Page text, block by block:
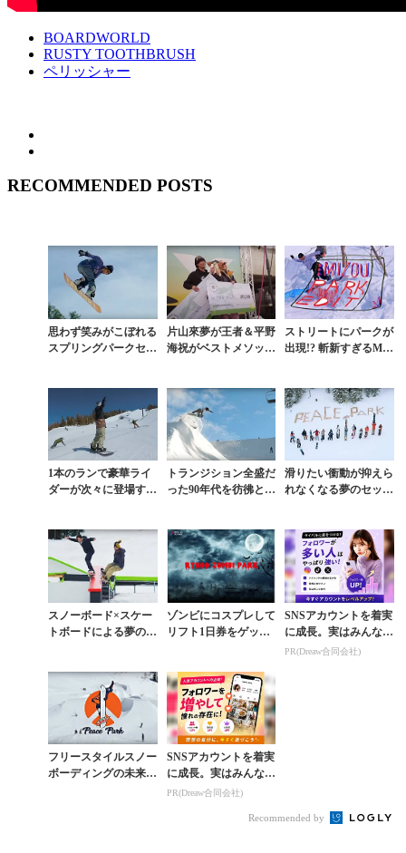
BOARDWORLD
RUSTY TOOTHBRUSH
ペリッシャー
RECOMMENDED POSTS
思わず笑みがこぼれる
スプリングパークセッ
片山來夢が王者＆平野
海祝がベストメソッド
HPS...
ストリートにパークが
出現!? 斬新すぎるMI
1本のランで豪華ライ
ダーが次々に登場する
トランジション全盛だ
った90年代を彷彿とさ
滑りたい衝動が抑えら
れなくなる夢のセッシ
スノーボード×スケー
トボードによる夢の雪
ゾンビにコスプレして
リフト1日券をゲット
SNSアカウントを着実
に成長。実はみんなコ
コ使ってます。
PR(Dreaw合同会社)
フリースタイルスノー
ボーディングの未来を
SNSアカウントを着実
に成長。実はみんなコ
コ使ってます。
PR(Dreaw合同会社)
Recommended by